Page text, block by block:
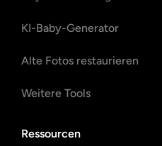
KI-Baby-Generator
Alte Fotos restaurieren
Weitere Tools
Ressourcen